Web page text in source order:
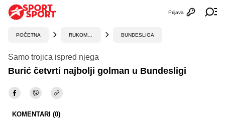
Otvori
Prijava
POČETNA BUNDESLIGA
Samo trojica ispred njega
Burić četvrti najbolji golman u Bundesligi
KOMENTARI (0)